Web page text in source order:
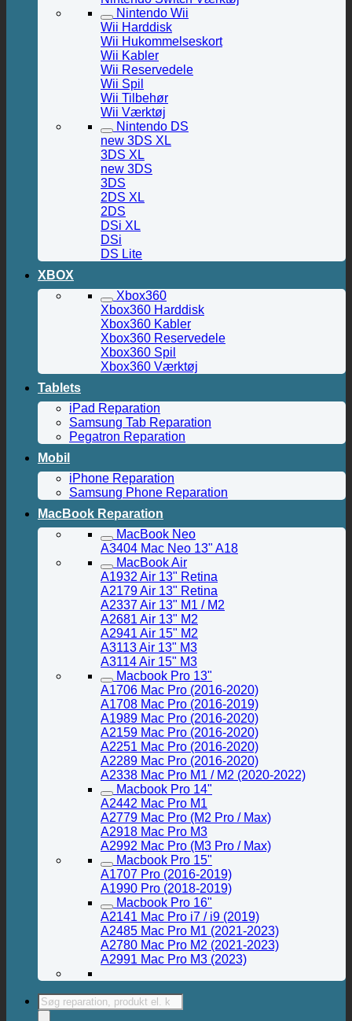
Nintendo Wii
Wii Harddisk
Wii Hukommelseskort
Wii Kabler
Wii Reservedele
Wii Spil
Wii Tilbehør
Wii Værktøj
Nintendo DS
new 3DS XL
3DS XL
new 3DS
3DS
2DS XL
2DS
DSi XL
DSi
DS Lite
XBOX
Xbox360
Xbox360 Harddisk
Xbox360 Kabler
Xbox360 Reservedele
Xbox360 Spil
Xbox360 Værktøj
Tablets
iPad Reparation
Samsung Tab Reparation
Pegatron Reparation
Mobil
iPhone Reparation
Samsung Phone Reparation
MacBook Reparation
MacBook Neo
A3404 Mac Neo 13" A18
MacBook Air
A1932 Air 13" Retina
A2179 Air 13" Retina
A2337 Air 13" M1 / M2
A2681 Air 13" M2
A2941 Air 15" M2
A3113 Air 13" M3
A3114 Air 15" M3
Macbook Pro 13"
A1706 Mac Pro (2016-2020)
A1708 Mac Pro (2016-2019)
A1989 Mac Pro (2016-2020)
A2159 Mac Pro (2016-2020)
A2251 Mac Pro (2016-2020)
A2289 Mac Pro (2016-2020)
A2338 Mac Pro M1 / M2 (2020-2022)
Macbook Pro 14"
A2442 Mac Pro M1
A2779 Mac Pro (M2 Pro / Max)
A2918 Mac Pro M3
A2992 Mac Pro (M3 Pro / Max)
Macbook Pro 15"
A1707 Pro (2016-2019)
A1990 Pro (2018-2019)
Macbook Pro 16"
A2141 Mac Pro i7 / i9 (2019)
A2485 Mac Pro M1 (2021-2023)
A2780 Mac Pro M2 (2021-2023)
A2991 Mac Pro M3 (2023)
Products
search